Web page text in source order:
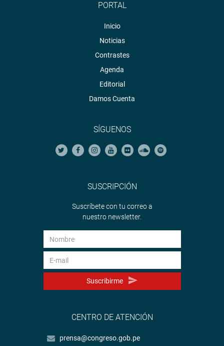
PORTAL
Inicio
Noticias
Contrastes
Agenda
Editorial
Damos Cuenta
SÍGUENOS
SUSCRIPCIÓN
Suscríbete con tu correo a
nuestro newsletter.
Suscribirme
CENTRO DE ATENCIÓN
prensa@congreso.gob.pe